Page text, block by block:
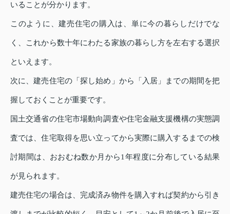
いることが分かります。
このように、建売住宅の購入は、単に今の暮らしだけでな
く、これから数十年にわたる家族の暮らし方を左右する選択
といえます。
次に、建売住宅の「探し始め」から「入居」までの期間を把
握しておくことが重要です。
国土交通省の住宅市場動向調査や住宅金融支援機構の実態調
査では、住宅取得を思い立ってから実際に購入するまでの検
討期間は、おおむね数か月から1年程度に分布している結果
が見られます。
建売住宅の場合は、完成済み物件を購入すれば契約から引き